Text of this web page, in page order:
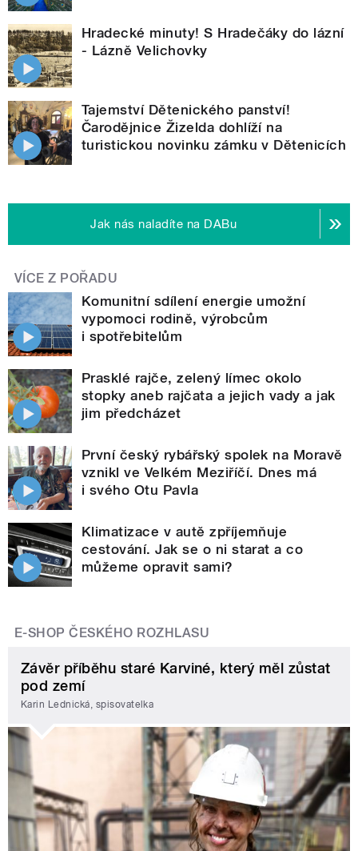
Hradecké minuty! S Hradečáky do lázní
- Lázně Velichovky
Tajemství Dětenického panství!
Čarodějnice Žizelda dohlíží na
turistickou novinku zámku v Dětenicích
Jak nás naladíte na DABu
VÍCE Z POŘADU
Komunitní sdílení energie umožní
vypomoci rodině, výrobcům
i spotřebitelům
Prasklé rajče, zelený límec okolo
stopky aneb rajčata a jejich vady a jak
jim předcházet
První český rybářský spolek na Moravě
vznikl ve Velkém Meziříčí. Dnes má
i svého Otu Pavla
Klimatizace v autě zpříjemňuje
cestování. Jak se o ni starat a co
můžeme opravit sami?
E-SHOP ČESKÉHO ROZHLASU
Závěr příběhu staré Karviné, který měl zůstat
pod zemí
Karin Lednická, spisovatelka